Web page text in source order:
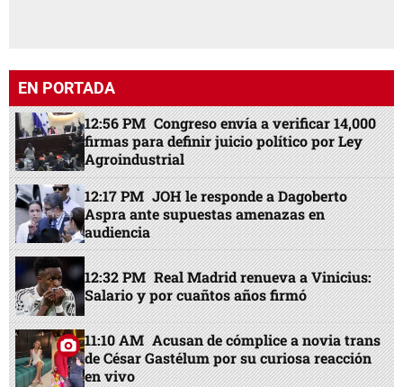
EN PORTADA
12:56 PM Congreso envía a verificar 14,000
firmas para definir juicio político por Ley
Agroindustrial
12:17 PM JOH le responde a Dagoberto
Aspra ante supuestas amenazas en
audiencia
12:32 PM Real Madrid renueva a Vinicius:
Salario y por cuañtos años firmó
11:10 AM Acusan de cómplice a novia trans
de César Gastélum por su curiosa reacción
en vivo